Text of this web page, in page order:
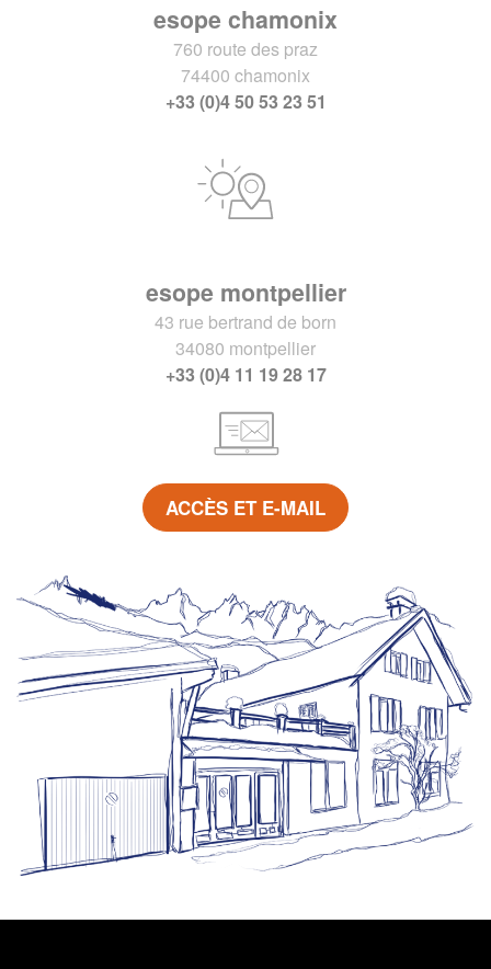
esope chamonix
760 route des praz
74400 chamonix
+33 (0)4 50 53 23 51
esope montpellier
43 rue bertrand de born
34080 montpellier
+33 (0)4 11 19 28 17
ACCÈS ET E-MAIL